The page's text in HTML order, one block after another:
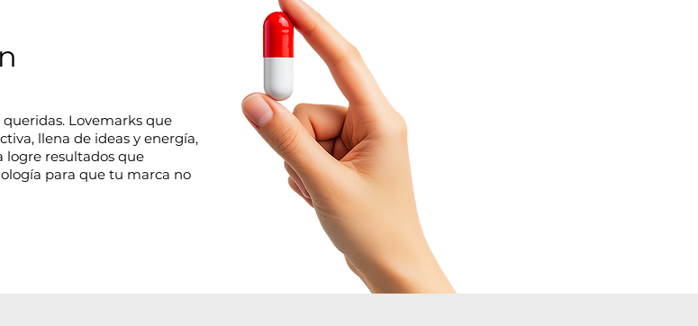
Lovemarks que
llena de ideas y energía,
logre resultados que
para que tu marca no